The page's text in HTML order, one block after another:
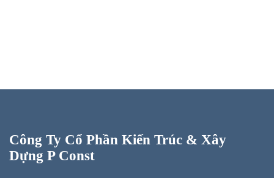
Công Ty Cổ Phần Kiến Trúc & Xây
Dựng P Const